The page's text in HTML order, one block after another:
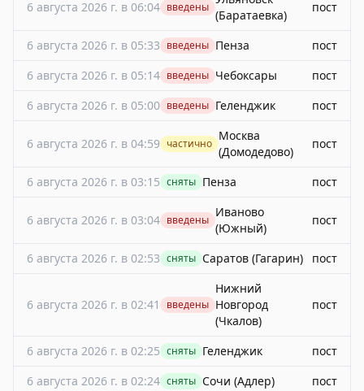
6 августа 2026 г. в 06:04 введены
(Баратаевка)
пост
6 августа 2026 г. в 05:33 введены Пенза
пост
6 августа 2026 г. в 05:14 введены Чебоксары
пост
6 августа 2026 г. в 05:00 введены Геленджик пост
6 августа 2026 г. в 04:59 частично
Москва
(Домодедово)
пост
6 августа 2026 г. в 03:15 сняты Пенза пост
6 августа 2026 г. в 03:04 введены
Иваново
(Южный)
пост
6 августа 2026 г. в 02:53 сняты Саратов (Гагарин) пост
6 августа 2026 г. в 02:41 введены
Нижний
Новгород
(Чкалов)
пост
6 августа 2026 г. в 02:25 сняты Геленджик
пост
6 августа 2026 г. в 02:24 сняты Сочи (Адлер)
пост